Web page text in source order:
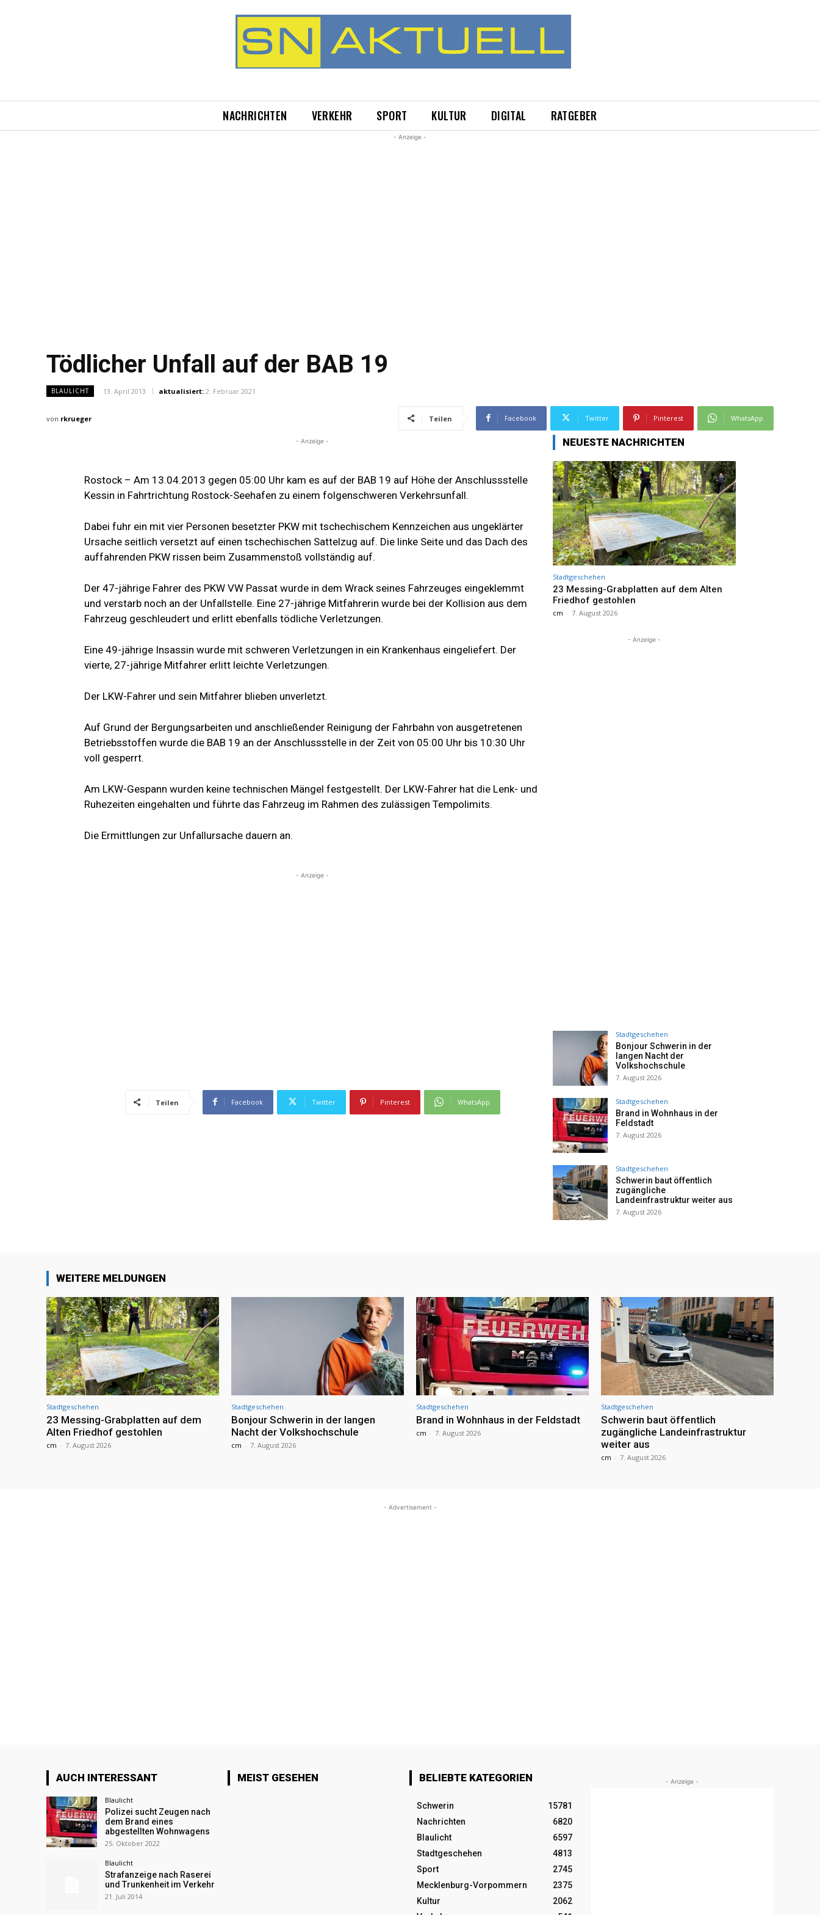
NACHRICHTEN VERKEHR SPORT KULTUR DIGITAL RATGEBER
- Anzeige -
Tödlicher Unfall auf der BAB 19
BLAULICHT 13. April 2013 aktualisiert: 2. Februar 2021
von rkrueger Teilen Facebook Twitter Pinterest WhatsApp
- Anzeige -
Rostock – Am 13.04.2013 gegen 05:00 Uhr kam es auf der BAB 19 auf Höhe der Anschlussstelle
Kessin in Fahrtrichtung Rostock-Seehafen zu einem folgenschweren Verkehrsunfall.
Dabei fuhr ein mit vier Personen besetzter PKW mit tschechischem Kennzeichen aus ungeklärter
Ursache seitlich versetzt auf einen tschechischen Sattelzug auf. Die linke Seite und das Dach des
auffahrenden PKW rissen beim Zusammenstoß vollständig auf.
Der 47-jährige Fahrer des PKW VW Passat wurde in dem Wrack seines Fahrzeuges eingeklemmt
und verstarb noch an der Unfallstelle. Eine 27-jährige Mitfahrerin wurde bei der Kollision aus dem
Fahrzeug geschleudert und erlitt ebenfalls tödliche Verletzungen.
Eine 49-jährige Insassin wurde mit schweren Verletzungen in ein Krankenhaus eingeliefert. Der
vierte, 27-jährige Mitfahrer erlitt leichte Verletzungen.
Der LKW-Fahrer und sein Mitfahrer blieben unverletzt.
Auf Grund der Bergungsarbeiten und anschließender Reinigung der Fahrbahn von ausgetretenen
Betriebsstoffen wurde die BAB 19 an der Anschlussstelle in der Zeit von 05:00 Uhr bis 10:30 Uhr
voll gesperrt.
Am LKW-Gespann wurden keine technischen Mängel festgestellt. Der LKW-Fahrer hat die Lenk- und
Ruhezeiten eingehalten und führte das Fahrzeug im Rahmen des zulässigen Tempolimits.
Die Ermittlungen zur Unfallursache dauern an.
- Anzeige -
Teilen Facebook Twitter Pinterest WhatsApp
NEUESTE NACHRICHTEN
Stadtgeschehen
23 Messing-Grabplatten auf dem Alten
Friedhof gestohlen
cm - 7. August 2026
- Anzeige -
Stadtgeschehen
Bonjour Schwerin in der
langen Nacht der
Volkshochschule
7. August 2026
Stadtgeschehen
Brand in Wohnhaus in der
Feldstadt
7. August 2026
Stadtgeschehen
Schwerin baut öffentlich
zugängliche
Landeinfrastruktur weiter aus
7. August 2026
WEITERE MELDUNGEN
Stadtgeschehen
23 Messing-Grabplatten auf dem
Alten Friedhof gestohlen
cm - 7. August 2026
Stadtgeschehen
Bonjour Schwerin in der langen
Nacht der Volkshochschule
cm - 7. August 2026
Stadtgeschehen
Brand in Wohnhaus in der Feldstadt
cm - 7. August 2026
Stadtgeschehen
Schwerin baut öffentlich
zugängliche Landeinfrastruktur
weiter aus
cm - 7. August 2026
- Advertisement -
AUCH INTERESSANT
Blaulicht
Polizei sucht Zeugen nach
dem Brand eines
abgestellten Wohnwagens
25. Oktober 2022
Blaulicht
Strafanzeige nach Raserei
und Trunkenheit im Verkehr
21. Juli 2014
MEIST GESEHEN BELIEBTE KATEGORIEN
Schwerin
15781
Nachrichten
6820
Blaulicht
6597
Stadtgeschehen
4813
Sport
2745
Mecklenburg-Vorpommern
2375
Kultur
2062
- Anzeige -